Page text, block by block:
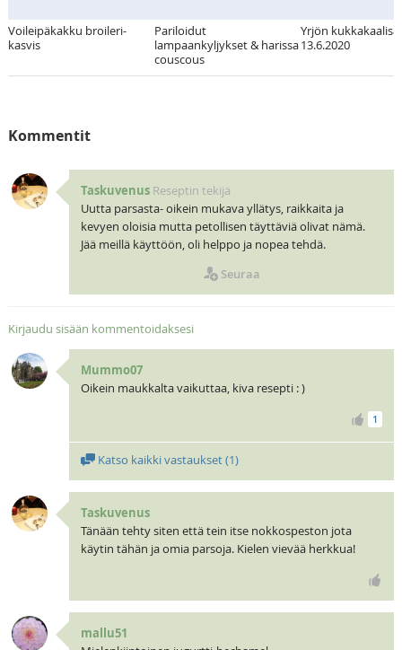
Voileipäkakku broileri-
kasvis
Pariloidut
lampaankyljykset & harissa
couscous
Yrjön
13.6.2020
Kommentit
Taskuvenus Reseptin tekijä
Uutta parsasta- oikein mukava yllätys, raikkaita ja
kevyen oloisia mutta petollisen täyttäviä olivat nämä.
Jää meillä käyttöön, oli helppo ja nopea tehdä.
Seuraa
Kirjaudu sisään kommentoidaksesi
Mummo07
Oikein maukkalta vaikuttaa, kiva resepti : )
1
Katso kaikki vastaukset (1)
Taskuvenus
Tänään tehty siten että tein itse nokkospeston jota
käytin tähän ja omia parsoja. Kielen vievää herkkua!
mallu51